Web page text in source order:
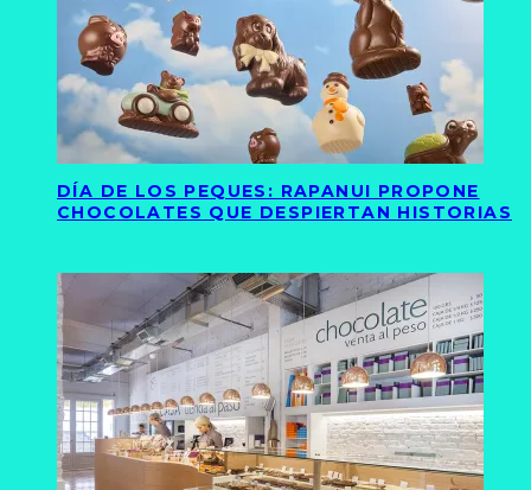
DÍA DE LOS PEQUES: RAPANUI PROPONE
CHOCOLATES QUE DESPIERTAN HISTORIAS